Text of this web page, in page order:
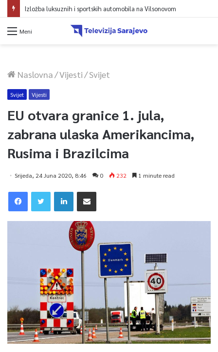
Izložba luksuznih i sportskih automobila na Vilsonovom
Meni
Naslovna/Vijesti/Svijet
Svijet Vijesti
EU otvara granice 1. jula,
zabrana ulaska Amerikancima,
Rusima i Brazilcima
Srijeda, 24 Juna 2020, 8:46 0 232 1 minute read